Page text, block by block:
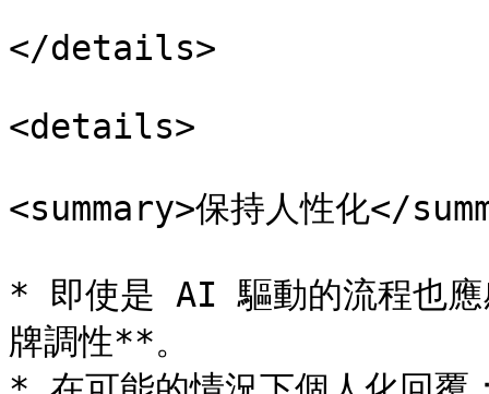
</details>
<details>
<summary>保持人性化</
* 即使是 AI 驅動的流程也應
牌調性**。